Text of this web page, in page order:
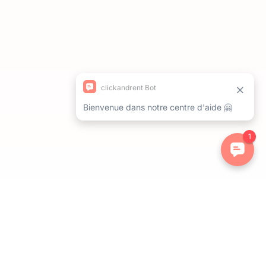
Personnalisez vos préférences pour contrôler la manière dont